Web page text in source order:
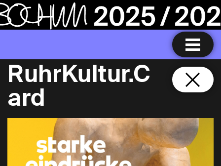
RuhrKultur.C
ard